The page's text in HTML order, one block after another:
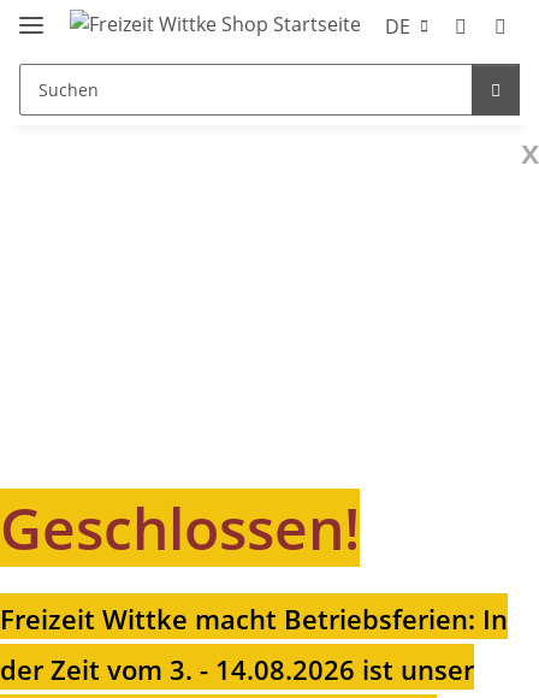
DE
x
Geschlossen!
Freizeit Wittke macht Betriebsferien: In
der Zeit vom 3. - 14.08.2026 ist unser